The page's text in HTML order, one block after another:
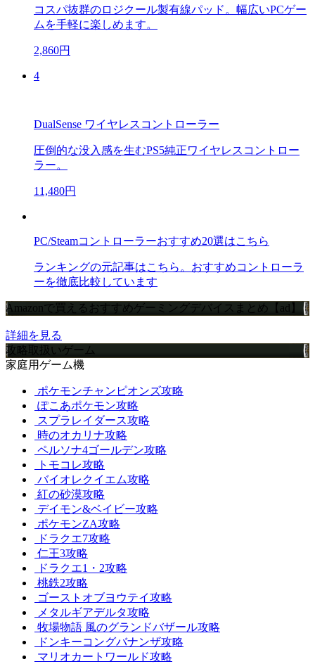
コスパ抜群のロジクール製有線パッド。幅広いPCゲー
ムを手軽に楽しめます。
2,860円
4
DualSense ワイヤレスコントローラー
圧倒的な没入感を生むPS5純正ワイヤレスコントロー
ラー。
11,480円
PC/Steamコントローラーおすすめ20選はこちら
ランキングの元記事はこちら。おすすめコントローラ
ーを徹底比較しています
Amazonで買えるおすすめゲーミングデバイスまとめ【ad】
詳細を見る
攻略取扱いゲーム
家庭用ゲーム機
ポケモンチャンピオンズ攻略
ぽこあポケモン攻略
スプラレイダース攻略
時のオカリナ攻略
ペルソナ4ゴールデン攻略
トモコレ攻略
バイオレクイエム攻略
紅の砂漠攻略
デイモン&ベイビー攻略
ポケモンZA攻略
ドラクエ7攻略
仁王3攻略
ドラクエ1・2攻略
桃鉄2攻略
ゴーストオブヨウテイ攻略
メタルギアデルタ攻略
牧場物語 風のグランドバザール攻略
ドンキーコングバナンザ攻略
マリオカートワールド攻略